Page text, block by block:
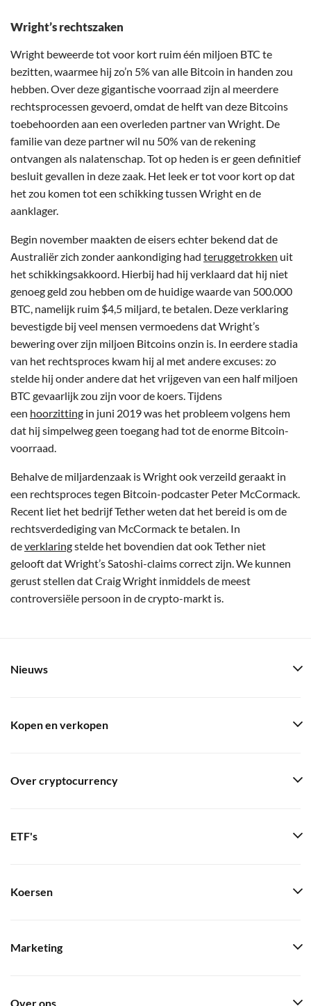
Wright’s rechtszaken
Wright beweerde tot voor kort ruim één miljoen BTC te
bezitten, waarmee hij zo’n 5% van alle Bitcoin in handen zou
hebben. Over deze gigantische voorraad zijn al meerdere
rechtsprocessen gevoerd, omdat de helft van deze Bitcoins
toebehoorden aan een overleden partner van Wright. De
familie van deze partner wil nu 50% van de rekening
ontvangen als nalatenschap. Tot op heden is er geen definitief
besluit gevallen in deze zaak. Het leek er tot voor kort op dat
het zou komen tot een schikking tussen Wright en de
aanklager.
Begin november maakten de eisers echter bekend dat de
Australiër zich zonder aankondiging had teruggetrokken uit
het schikkingsakkoord. Hierbij had hij verklaard dat hij niet
genoeg geld zou hebben om de huidige waarde van 500.000
BTC, namelijk ruim $4,5 miljard, te betalen. Deze verklaring
bevestigde bij veel mensen vermoedens dat Wright’s
bewering over zijn miljoen Bitcoins onzin is. In eerdere stadia
van het rechtsproces kwam hij al met andere excuses: zo
stelde hij onder andere dat het vrijgeven van een half miljoen
BTC gevaarlijk zou zijn voor de koers. Tijdens
een hoorzitting in juni 2019 was het probleem volgens hem
dat hij simpelweg geen toegang had tot de enorme Bitcoin-
voorraad.
Behalve de miljardenzaak is Wright ook verzeild geraakt in
een rechtsproces tegen Bitcoin-podcaster Peter McCormack.
Recent liet het bedrijf Tether weten dat het bereid is om de
rechtsverdediging van McCormack te betalen. In
deverklaringstelde het bovendien dat ook Tether niet
gelooft dat Wright’s Satoshi-claims correct zijn. We kunnen
gerust stellen dat Craig Wright inmiddels de meest
controversiële persoon in de crypto-markt is.
Nieuws
Kopen en verkopen
Over cryptocurrency
ETF's
Koersen
Marketing
Over ons